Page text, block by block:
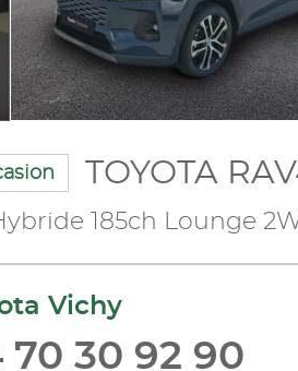
TOYOTA
185ch Lounge
Vichy
70 30 92 90